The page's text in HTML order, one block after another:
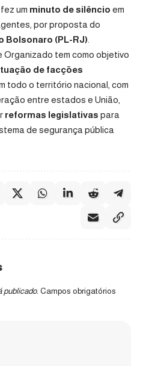
um minuto de silêncio em
por proposta do
Bolsonaro (PL-RJ)
Organizado tem como objetivo
de facções
todo o território nacional, com
entre estados e União,
reformas legislativas para
de segurança pública
publicado. Campos obrigatórios